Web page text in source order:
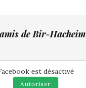
de Bir-Hacheim
est désactivé
Autoriser